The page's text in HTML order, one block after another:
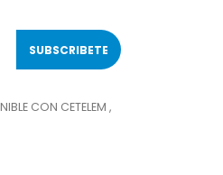
CON CETELEM ,